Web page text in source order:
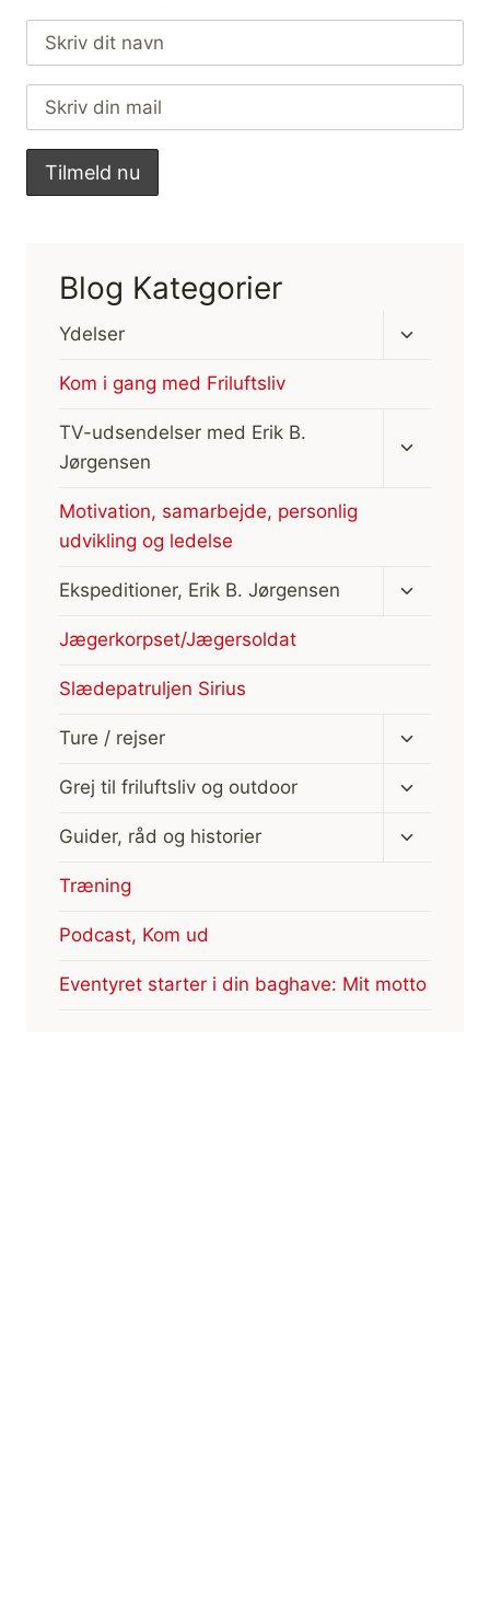
Blog Kategorier
Ydelser
Skift
Kom i gang med Friluftsliv
TV-udsendelser med Erik B.
Jørgensen
Motivation, samarbejde, personlig
udvikling og ledelse
Ekspeditioner, Erik B. Jørgensen
Skift
Jægerkorpset/Jægersoldat
Slædepatruljen Sirius
Ture / rejser
Skift
Grej til friluftsliv og outdoor
Skift
Guider, råd og historier
Skift
Træning
Podcast, Kom ud
Eventyret starter i din baghave: Mit motto